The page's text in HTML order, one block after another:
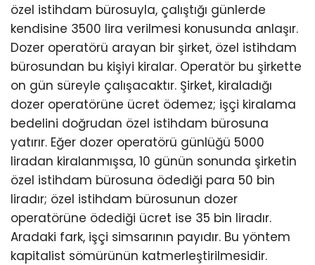
özel istihdam bürosuyla, çalıştığı günlerde
kendisine 3500 lira verilmesi konusunda anlaşır.
Dozer operatörü arayan bir şirket, özel istihdam
bürosundan bu kişiyi kiralar. Operatör bu şirkette
on gün süreyle çalışacaktır. Şirket, kiraladığı
dozer operatörüne ücret ödemez; işçi kiralama
bedelini doğrudan özel istihdam bürosuna
yatırır. Eğer dozer operatörü günlüğü 5000
liradan kiralanmışsa, 10 günün sonunda şirketin
özel istihdam bürosuna ödediği para 50 bin
liradır; özel istihdam bürosunun dozer
operatörüne ödediği ücret ise 35 bin liradır.
Aradaki fark, işçi simsarının payıdır. Bu yöntem
kapitalist sömürünün katmerleştirilmesidir.